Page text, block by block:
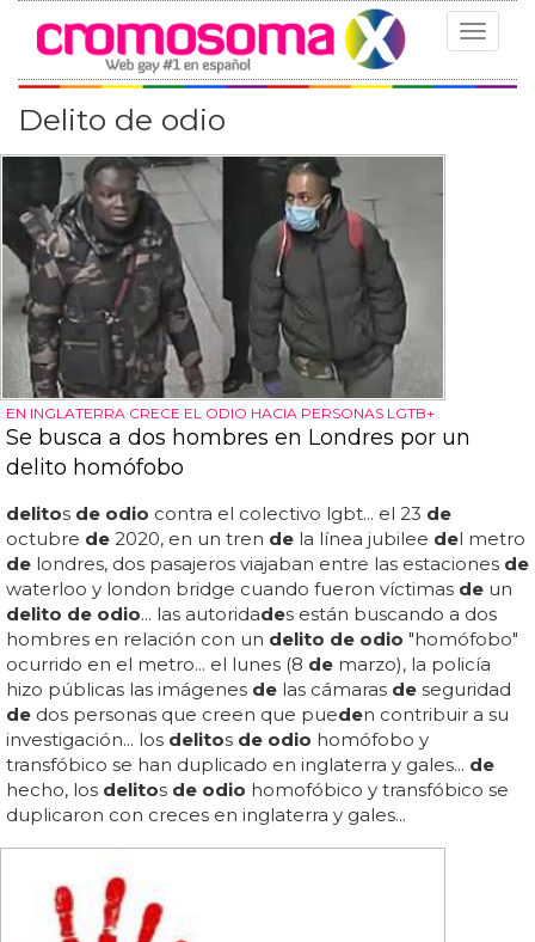
Toggle
Delito de odio
EN INGLATERRA CRECE EL ODIO HACIA PERSONAS LGTB+
Se busca a dos hombres en Londres por un
delito homófobo
delitos de odio contra el colectivo lgbt... el 23 de
octubre de 2020, en un tren de la línea jubilee del metro
de londres, dos pasajeros viajaban entre las estaciones de
waterloo y london bridge cuando fueron víctimas de un
delito de odio... las autoridades están buscando a dos
hombres en relación con un delito de odio "homófobo"
ocurrido en el metro... el lunes (8 de marzo), la policía
hizo públicas las imágenes de las cámaras de seguridad
de dos personas que creen que pueden contribuir a su
investigación... los delitos de odio homófobo y
transfóbico se han duplicado en inglaterra y gales... de
hecho, los delitos de odio homofóbico y transfóbico se
duplicaron con creces en inglaterra y gales...